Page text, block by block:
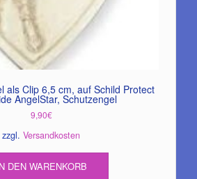
als Clip 6,5 cm, auf Schild Protect
AngelStar, Schutzengel
9,90€
zzgl. Versandkosten
DEN WARENKORB